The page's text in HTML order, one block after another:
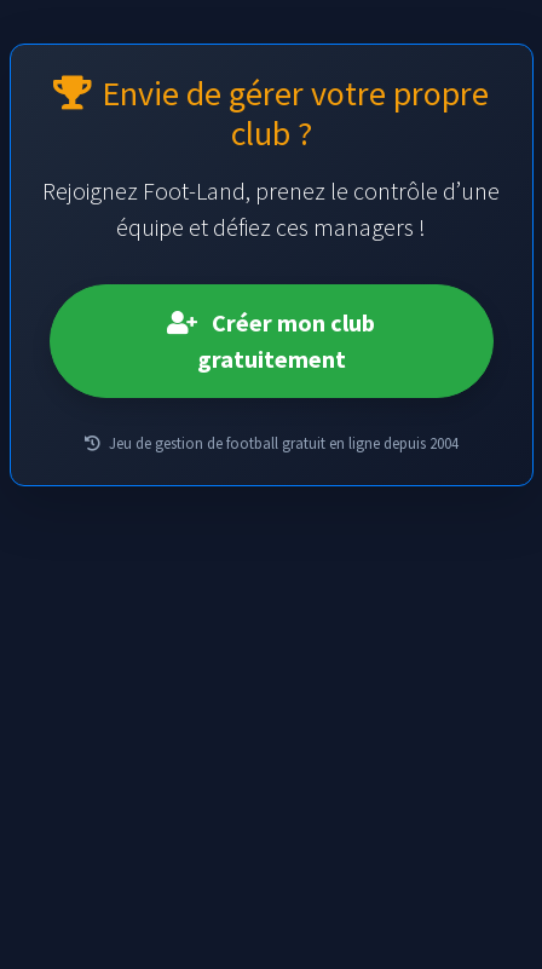
Envie de gérer votre propre
club ?
Rejoignez Foot-Land, prenez le contrôle d’une
équipe et défiez ces managers !
Créer mon club
gratuitement
Jeu de gestion de football gratuit en ligne depuis 2004